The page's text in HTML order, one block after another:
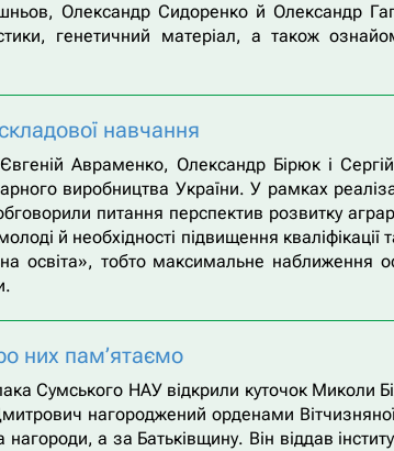
Олександр Сидоренко й Олександр
генетичний матеріал, а також
навчання
Авраменко, Олександр Бірюк і
виробництва України. У рамках
питання перспектив розвитку
й необхідності підвищення кваліфікації
освіта», тобто максимальне наближення
них пам’ятаємо
Сумського НАУ відкрили куточок Миколи
нагороджений орденами Вітчизняної
а за Батьківщину. Він віддав